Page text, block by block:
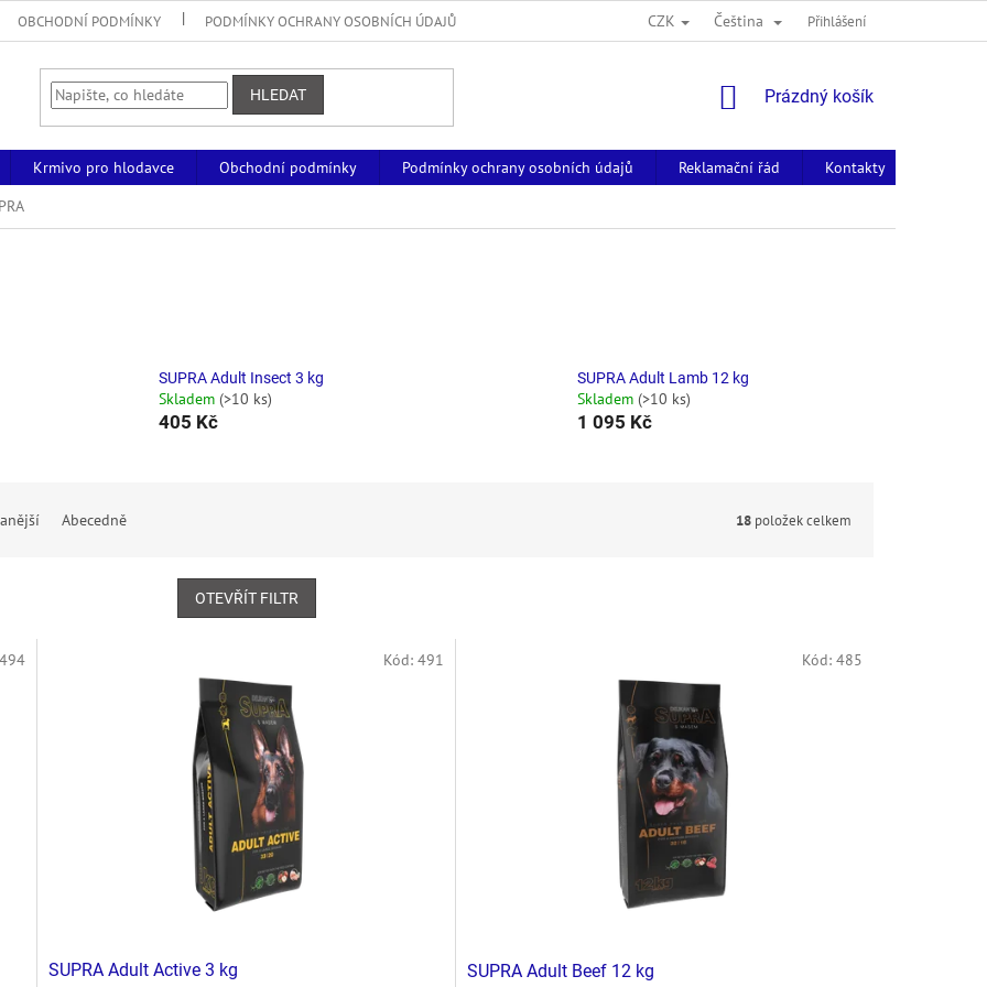
OBCHODNÍ PODMÍNKY PODMÍNKY OCHRANY OSOBNÍCH ÚDAJŮ CZK Čeština Přihlášení
HLEDAT
NÁKUPNÍ
Prázdný košík
Krmivo pro hlodavce Obchodní podmínky Podmínky ochrany osobních údajů Reklamační řád
Kontakty
SUPRA Adult Insect 3 kg
Skladem(>10 ks)
405 Kč
SUPRA Adult Lamb 12 kg
Skladem (>10 ks)
1 095 Kč
Abecedně 18 položek celkem
OTEVŘÍT FILTR
494
SUPRA Adult Active 3 kg
Kód: 491
SUPRA Adult Beef 12 kg
Kód: 485